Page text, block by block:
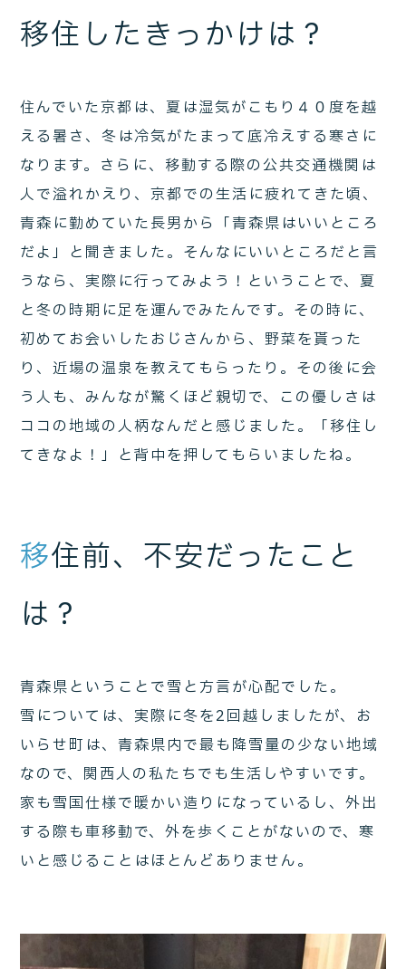
移住したきっかけは？
住んでいた京都は、夏は湿気がこもり４０度を越
える暑さ、冬は冷気がたまって底冷えする寒さに
なります。さらに、移動する際の公共交通機関は
人で溢れかえり、京都での生活に疲れてきた頃、
青森に勤めていた長男から「青森県はいいところ
だよ」と聞きました。そんなにいいところだと言
うなら、実際に行ってみよう！ということで、夏
と冬の時期に足を運んでみたんです。その時に、
初めてお会いしたおじさんから、野菜を貰った
り、近場の温泉を教えてもらったり。その後に会
う人も、みんなが驚くほど親切で、この優しさは
ココの地域の人柄なんだと感じました。「移住し
てきなよ！」と背中を押してもらいましたね。
移住前、不安だったこと
は？
青森県ということで雪と方言が心配でした。
雪については、実際に冬を2回越しましたが、お
いらせ町は、青森県内で最も降雪量の少ない地域
なので、関西人の私たちでも生活しやすいです。
家も雪国仕様で暖かい造りになっているし、外出
する際も車移動で、外を歩くことがないので、寒
いと感じることはほとんどありません。